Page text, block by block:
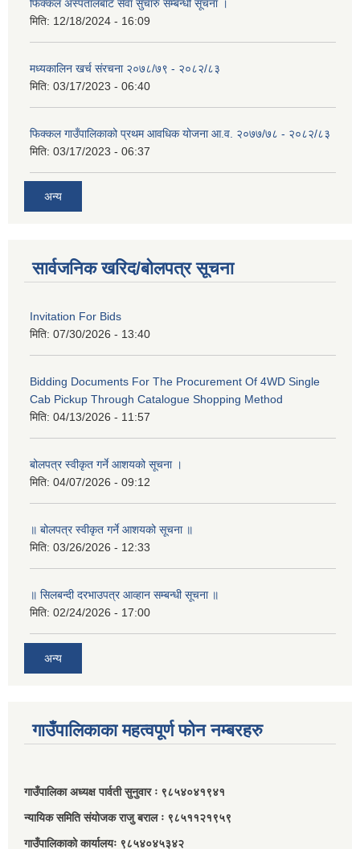
फिक्कल अस्पतालबाट सेवा सुचारु सम्बन्धी सूचना ।
मिति: 12/18/2024 - 16:09
मध्यकालिन खर्च संरचना २०७८/७९ - २०८२/८३
मिति: 03/17/2023 - 06:40
फिक्कल गाउँपालिकाको प्रथम आवधिक योजना आ.व. २०७७/७८ - २०८२/८३
मिति: 03/17/2023 - 06:37
अन्य
सार्वजनिक खरिद/बोलपत्र सूचना
Invitation For Bids
मिति: 07/30/2026 - 13:40
Bidding Documents For The Procurement Of 4WD Single
Cab Pickup Through Catalogue Shopping Method
मिति: 04/13/2026 - 11:57
बोलपत्र स्वीकृत गर्ने आशयको सूचना ।
मिति: 04/07/2026 - 09:12
॥ बोलपत्र स्वीकृत गर्ने आशयको सूचना ॥
मिति: 03/26/2026 - 12:33
॥ सिलबन्दी दरभाउपत्र आव्हान सम्बन्धी सूचना ॥
मिति: 02/24/2026 - 17:00
अन्य
गाउँपालिकाका महत्वपूर्ण फोन नम्बरहरु
गाउँपालिका अध्यक्ष पार्वती सुनुवार ः ९८५४०४१९४१
न्यायिक समिति संयोजक राजु बराल ः ९८५११२१९५९
गाउँपालिकाको कार्यालयः ९८५४०४५३४२